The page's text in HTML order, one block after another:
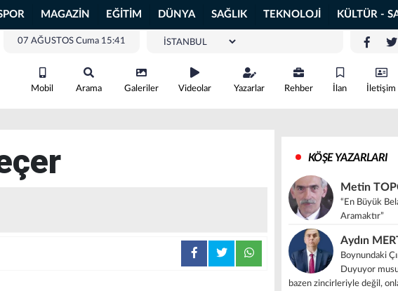
MAGAZİN EĞİTİM DÜNYA SAĞLIK TEKNOLOJİ KÜLTÜR -
07 AĞUSTOS Cuma 15:41
Mobil Arama Galeriler Videolar Yazarlar Rehber İlan İletişim
KÖŞE YAZARLARI
Metin
“En Büyük
Aramaktır”
Aydın
Boynundaki
Duyuyor
bazen zincirleriyle değil,